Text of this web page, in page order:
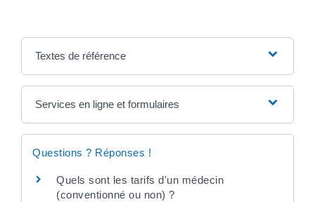
Textes de référence
Services en ligne et formulaires
Questions ? Réponses !
Quels sont les tarifs d'un médecin
(conventionné ou non) ?